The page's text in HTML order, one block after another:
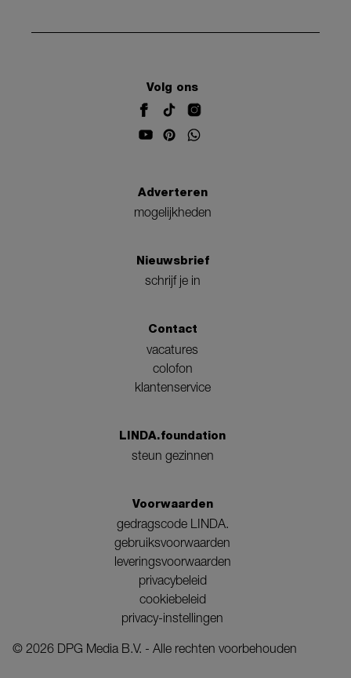
Volg ons
Adverteren
mogelijkheden
Nieuwsbrief
schrijf je in
Contact
vacatures
colofon
klantenservice
LINDA.foundation
steun gezinnen
Voorwaarden
gedragscode LINDA.
gebruiksvoorwaarden
leveringsvoorwaarden
privacybeleid
cookiebeleid
privacy-instellingen
© 2026 DPG Media B.V. - Alle rechten voorbehouden